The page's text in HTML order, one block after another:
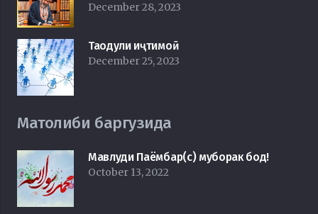
December 28, 2023
Таодули иҷтимоӣ
December 25, 2023
Матолиби баргузида
Мавлуди Паёмбар(с) муборак бод!
October 13, 2022